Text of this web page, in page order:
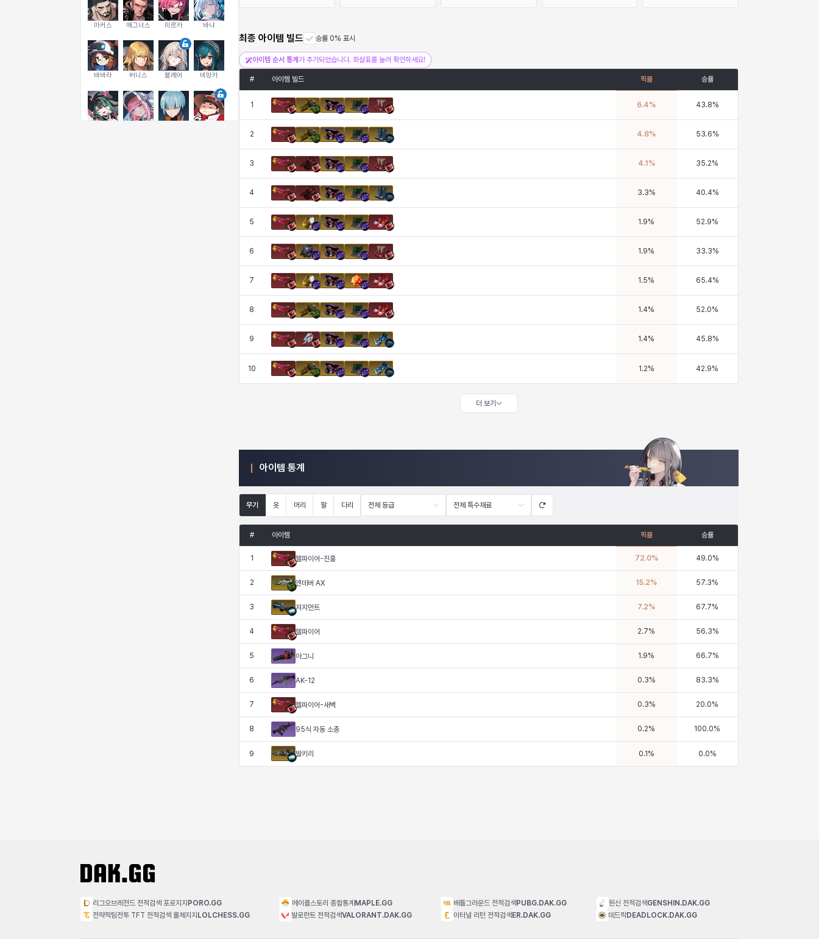
마커스 매그너스 미르카 바냐
바바라 버니스 블레어 비앙카
히스이
최종 아이템 빌드 승률 0% 표시
아이템 순서 통계 가 추가되었습니다. 화살표를 눌러 확인하세요!
# 아이템 빌드 픽률 승률
1 6.4% 43.8%
2 4.8% 53.6%
3 4.1 % 35.2%
4 3.3% 40.4%
5 1.9% 52.9%
6 1.9% 33.3%
7 1.5% 65.4%
8 1.4% 52.0%
9 1.4% 45.8%
10 1.2% 42.9%
더 보기
아이템 통계
무기 옷 머리 팔 다리 전체 등급 전체 특수재료
# 아이템 픽률 승률
1 헬파이어-진홍 72.0% 49.0%
2 엔데버 AX 15.2% 57.3%
3 저지먼트 7.2% 67.7%
4 헬파이어 2.7% 56.3%
5 아그니 1.9% 66.7%
6 AK-12 0.3% 83.3%
7 헬파이어-새벽 0.3% 20.0%
8 95식 자동 소총 0.2% 100.0%
9 발키리 0.1 % 0.0%
리그오브레전드 전적검색 포로지지PORO.GG
전략적팀전투 TFT 전적검색 롤체지지LOLCHESS.GG
메이플스토리 종합통계MAPLE.GG
발로란트 전적검색VALORANT.DAK.GG
배틀그라운드 전적검색PUBG.DAK.GG
이터널 리턴 전적검색ER.DAK.GG
원신 전적검색GENSHIN.DAK.GG
데드락DEADLOCK.DAK.GG